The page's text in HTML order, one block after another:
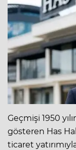
Geçmişi 1950
gösteren Has
ticaret